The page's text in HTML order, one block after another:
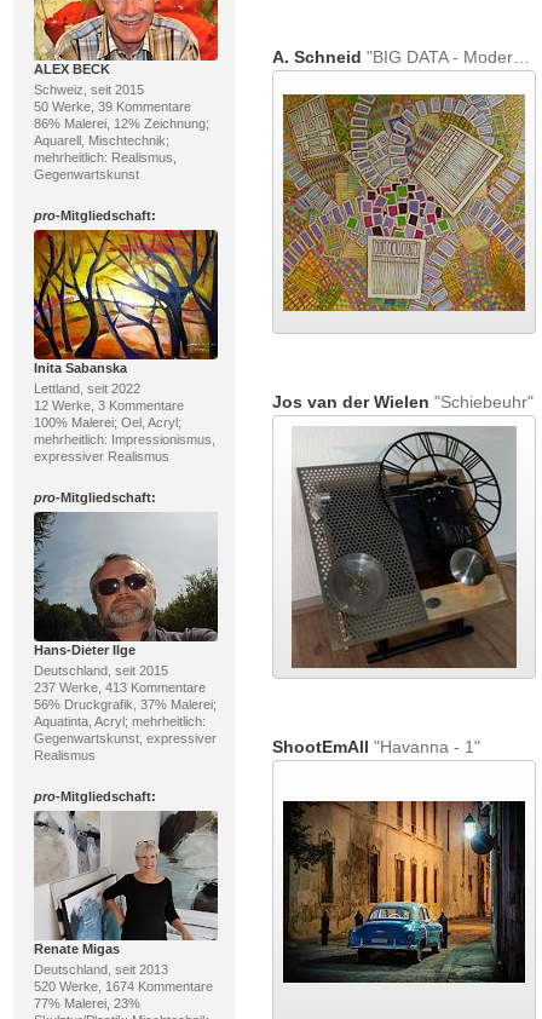
ALEX BECK
Schweiz, seit 2015
50 Werke, 39 Kommentare
86% Malerei, 12% Zeichnung;
Aquarell, Mischtechnik;
mehrheitlich: Realismus,
Gegenwartskunst
pro-Mitgliedschaft:
Inita Sabanska
Lettland, seit 2022
12 Werke, 3 Kommentare
100% Malerei; Oel, Acryl;
mehrheitlich: Impressionismus,
expressiver Realismus
pro-Mitgliedschaft:
Hans-Dieter Ilge
Deutschland, seit 2015
237 Werke, 413 Kommentare
56% Druckgrafik, 37% Malerei;
Aquatinta, Acryl; mehrheitlich:
Gegenwartskunst, expressiver
Realismus
pro-Mitgliedschaft:
Renate Migas
Deutschland, seit 2013
520 Werke, 1674 Kommentare
77% Malerei, 23%
A. Schneid "BIG DATA - Modern Times"
Jos van der Wielen "Schiebeuhr"
ShootEmAll "Havanna - 1"